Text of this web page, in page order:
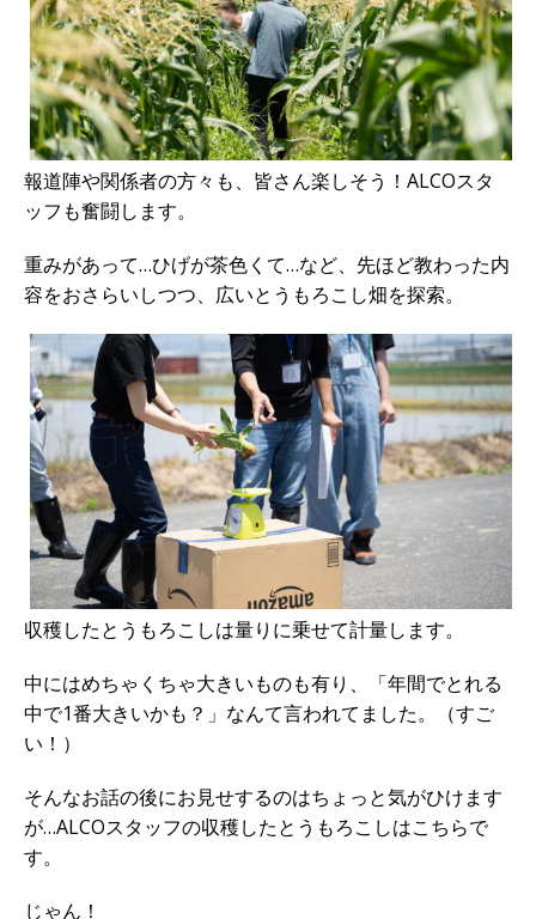
報道陣や関係者の方々も、皆さん楽しそう！ALCOスタ
ッフも奮闘します。
重みがあって…ひげが茶色くて…など、先ほど教わった内
容をおさらいしつつ、広いとうもろこし畑を探索。
収穫したとうもろこしは量りに乗せて計量します。
中にはめちゃくちゃ大きいものも有り、「年間でとれる
中で1番大きいかも？」なんて言われてました。（すご
い！）
そんなお話の後にお見せするのはちょっと気がひけます
が…ALCOスタッフの収穫したとうもろこしはこちらで
す。
じゃん！